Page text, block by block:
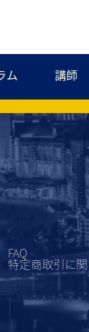
ム 講師
FAQ
特定商取引に